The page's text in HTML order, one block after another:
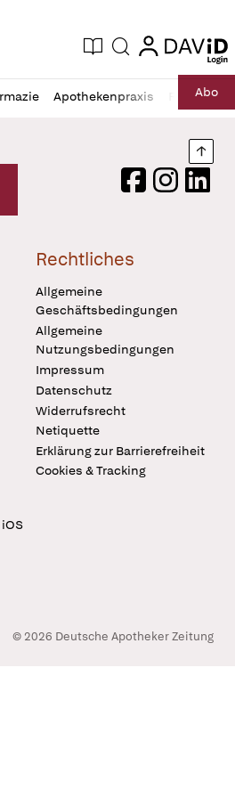
Zeitung
Aktuelle Ausgabe
Suche login
login
Apothekenpraxis RechtAbo
Logo
FacebookInstagram
Rechtliches
Allgemeine
Geschäftsbedingungen
Allgemeine
Nutzungsbedingungen
Impressum
Datenschutz
Widerrufsrecht
Netiquette
Erklärung zur Barrierefreiheit
Cookies & Tracking
© 2026 Deutsche Apotheker Zeitung